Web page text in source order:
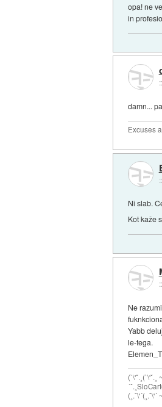
opa! ne
in
::
damn...
Excuses
::
Ni slab.
Kot kaže
::
Ne
Yabb
le-tega.
(`\'ˇ.¸(`\'ˇ.¸
(¸.ˇ\'´(¸.ˇ\'´